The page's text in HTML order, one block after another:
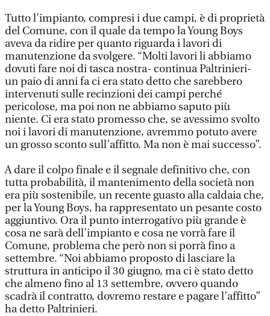
Tutto l’impianto, compresi i due campi, è di proprietà
del Comune, con il quale da tempo la Young Boys
aveva da ridire per quanto riguarda i lavori di
manutenzione da svolgere. “Molti lavori li abbiamo
dovuti fare noi di tasca nostra- continua Paltrinieri-
un paio di anni fa ci era stato detto che sarebbero
intervenuti sulle recinzioni dei campi perché
pericolose, ma poi non ne abbiamo saputo più
niente. Ci era stato promesso che, se avessimo svolto
noi i lavori di manutenzione, avremmo potuto avere
un grosso sconto sull’affitto. Ma non è mai successo”.
A dare il colpo finale e il segnale definitivo che, con
tutta probabilità, il mantenimento della società non
era più sostenibile, un recente guasto alla caldaia che,
per la Young Boys, ha rappresentato un pesante costo
aggiuntivo. Ora il punto interrogativo più grande è
cosa ne sarà dell’impianto e cosa ne vorrà fare il
Comune, problema che però non si porrà fino a
settembre. “Noi abbiamo proposto di lasciare la
struttura in anticipo il 30 giugno, ma ci è stato detto
che almeno fino al 13 settembre, ovvero quando
scadrà il contratto, dovremo restare e pagare l’affitto”
ha detto Paltrinieri.